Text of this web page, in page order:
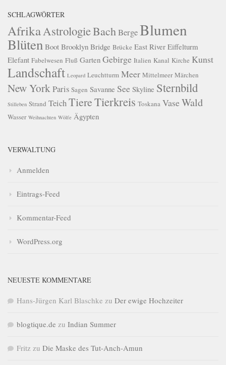
SCHLAGWÖRTER
Afrika AstrologieBach BergeBlumen
Blüten Boot Brooklyn Bridge Brücke East River Eiffelturm
Elefant Fabelwesen Fluß Garten Gebirge Italien Kanal Kirche Kunst
Landschaft Leopard Leuchtturm Meer Mittelmeer Märchen
New YorkParis Sagen Savanne See Skyline Sternbild
Stilleben Strand TeichTiereTierkreis Toskana VaseWald
Wasser Weihnachten Wölfe Ägypten
VERWALTUNG
Anmelden
Eintrags-Feed
Kommentar-Feed
WordPress.org
NEUESTE KOMMENTARE
Hans-Jürgen Karl Blaschke zu Der ewige Hochzeiter
blogtique.de zu Indian Summer
Fritz zu Die Maske des Tut-Anch-Amun